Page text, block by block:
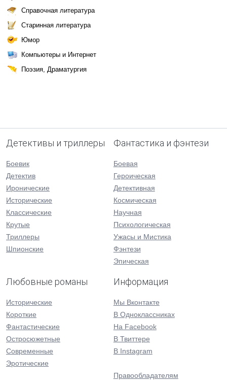
Справочная литература
Старинная литература
Юмор
Компьютеры и Интернет
Поэзия, Драматургия
Детективы и триллеры
Боевик
Детектив
Иронические
Исторические
Классические
Крутые
Триллеры
Шпионские
Фантастика и фэнтези
Боевая
Героическая
Детективная
Космическая
Научная
Психологическая
Ужасы и Мистика
Фэнтези
Эпическая
Любовные романы
Исторические
Короткие
Фантастические
Остросюжетные
Современные
Эротические
Информация
Мы Вконтакте
В Одноклассниках
На Facebook
В Твиттере
В Instagram
Правообладателям